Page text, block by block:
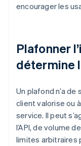
encourager les
Plafonner
détermine
Un plafond n’a de
client valorise ou
service. Il peut
l’API, de volume
limites arbitraires